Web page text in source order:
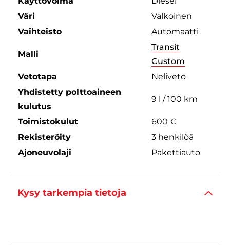
Väri
Valkoinen
Vaihteisto
Automaatti
Malli
Transit
Custom
Vetotapa
Neliveto
Yhdistetty polttoaineen
kulutus
9 l / 100 km
Toimistokulut
600 €
Rekisteröity
3 henkilöä
Ajoneuvolaji
Pakettiauto
Kysy tarkempia tietoja